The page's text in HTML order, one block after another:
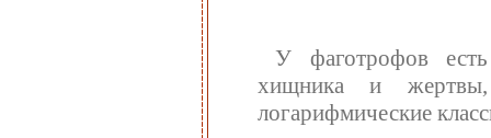
У фаготрофов
хищника и жертвы,
логарифмические